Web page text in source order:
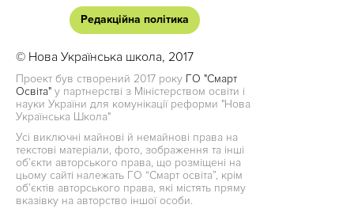
Редакційна політика
© Нова Українська школа, 2017
Проект був створений 2017 року ГО "Смарт
Освіта" у партнерстві з Міністерством освіти і
науки України для комунікації реформи "Нова
Українська Школа"
Усі виключні майнові й немайнові права на
текстові матеріали, фото, зображення та інші
об’єкти авторського права, що розміщені на
цьому сайті належать ГО “Смарт освіта”, крім
об’єктів авторського права, які містять пряму
вказівку на авторство іншої особи.